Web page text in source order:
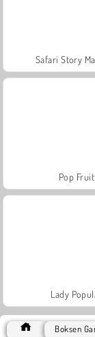
Safari Story
Pop Fruit
Lady
Boksen